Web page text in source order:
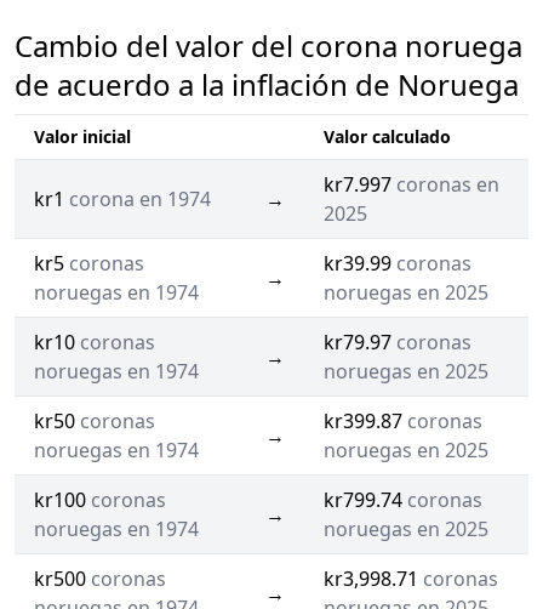
Cambio del valor del corona noruega
de acuerdo a la inflación de Noruega
Valor inicial Valor calculado
kr1 corona en 1974 →
kr7.997 coronas en
2025
kr5 coronas
noruegas en 1974
→
kr39.99 coronas
noruegas en 2025
kr10 coronas
noruegas en 1974
→
kr79.97 coronas
noruegas en 2025
kr50 coronas
noruegas en 1974
→
kr399.87 coronas
noruegas en 2025
kr100 coronas
noruegas en 1974
→
kr799.74 coronas
noruegas en 2025
kr500 coronas
→
kr3,998.71 coronas